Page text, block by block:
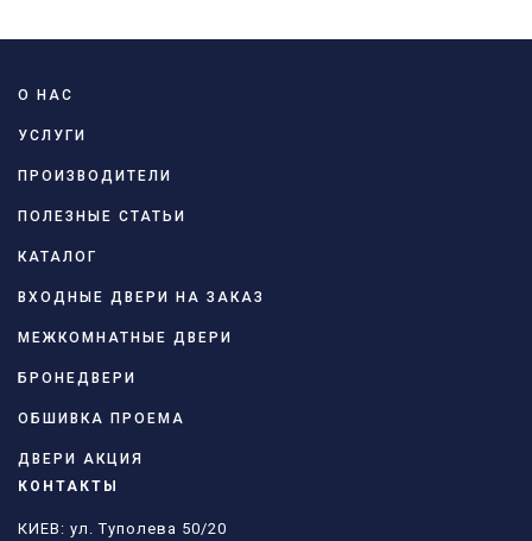
О НАС
УСЛУГИ
ПРОИЗВОДИТЕЛИ
ПОЛЕЗНЫЕ СТАТЬИ
КАТАЛОГ
ВХОДНЫЕ ДВЕРИ НА ЗАКАЗ
МЕЖКОМНАТНЫЕ ДВЕРИ
БРОНЕДВЕРИ
ОБШИВКА ПРОЕМА
ДВЕРИ АКЦИЯ
КОНТАКТЫ
КИЕВ: ул. Туполева 50/20